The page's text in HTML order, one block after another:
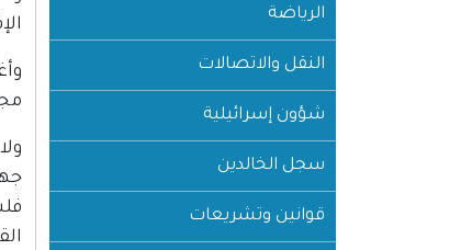
الرياضة
النقل والاتصالات
شؤون إسرائيلية
سجل الخالدين
قوانين وتشريعات